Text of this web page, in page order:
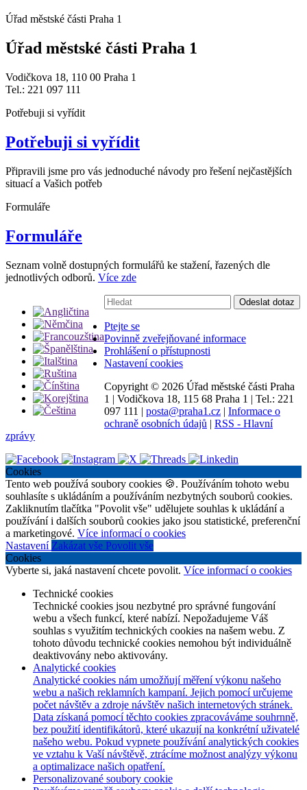
Úřad městské části Praha 1
Úřad městské části Praha 1
Vodičkova 18, 110 00 Praha 1
Tel.: 221 097 111
Potřebuji si vyřídit
Potřebuji si vyřídit
Připravili jsme pro vás jednoduché návody pro řešení nejčastějších
situací a Vašich potřeb
Formuláře
Formuláře
Seznam volně dostupných formulářů ke stažení, řazených dle
jednotlivých odborů. Více zde
Vyhledávání:
Odeslat dotaz
Ptejte se
Povinně zveřejňované informace
Prohlášení o přístupnosti
Nastavení cookies
Copyright © 2026 Úřad městské části Praha
1 | Vodičkova 18, 115 68 Praha 1 | Tel.: 221
097 111 | posta@praha1.cz | Informace o
ochraně osobních údajů | RSS - Hlavní
zprávy
Cookies
Tento web používá soubory cookies 🍪. Používáním tohoto webu
souhlasíte s ukládáním a používáním nezbytných souborů cookies.
Zakliknutím tlačítka "Povolit vše" udělujete souhlas k ukládání a
používání i dalších souborů cookies jako jsou statistické, preferenční
a marketingové. Více informací o cookies
Nastavení Zakázat vše Povolit vše
Cookies
Vyberte si, jaká nastavení chcete povolit. Více informací o cookies
Technické cookies
Technické cookies jsou nezbytné pro správné fungování
webu a všech funkcí, které nabízí. Nepožadujeme Váš
souhlas s využitím technických cookies na našem webu. Z
tohoto důvodu technické cookies nemohou být individuálně
deaktivovány nebo aktivovány.
Analytické cookies
Analytické cookies nám umožňují měření výkonu našeho
webu a našich reklamních kampaní. Jejich pomocí určujeme
počet návštěv a zdroje návštěv našich internetových stránek.
Data získaná pomocí těchto cookies zpracováváme souhrnně,
bez použití identifikátorů, které ukazují na konkrétní uživatelé
našeho webu. Pokud vypnete používání analytických cookies
ve vztahu k Vaší návštěvě, ztrácíme možnost analýzy výkonu
a optimalizace našich opatření.
Personalizované soubory cookie